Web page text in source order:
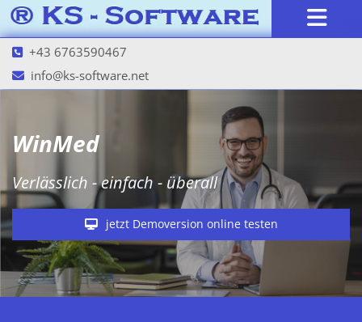
 +43 6763590467
 info@ks-software.net
WinMed
Verlässlich - einfach - überall
jetzt Demoversion online testen